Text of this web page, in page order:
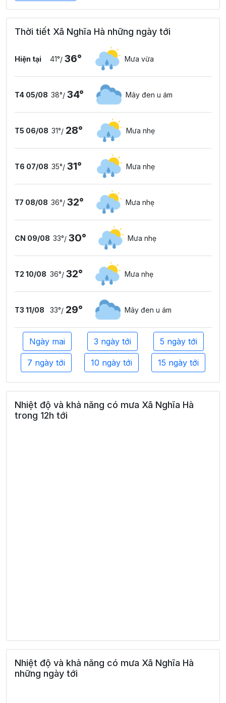
Thời tiết Xã Nghĩa Hà những ngày tới
Hiện tại 41°/ 36° Mưa vừa
T4 05/08 38°/ 34° Mây đen u ám
T5 06/08 31°/ 28° Mưa nhẹ
T6 07/08 35°/ 31° Mưa nhẹ
T7 08/08 36°/ 32° Mưa nhẹ
CN 09/08 33°/ 30° Mưa nhẹ
T2 10/08 36°/ 32° Mưa nhẹ
T3 11/08 33°/ 29° Mây đen u ám
Ngày mai 3 ngày tới 5 ngày tới
7 ngày tới 10 ngày tới 15 ngày tới
Nhiệt độ và khả năng có mưa Xã Nghĩa Hà
trong 12h tới
Nhiệt độ và khả năng có mưa Xã Nghĩa Hà
những ngày tới